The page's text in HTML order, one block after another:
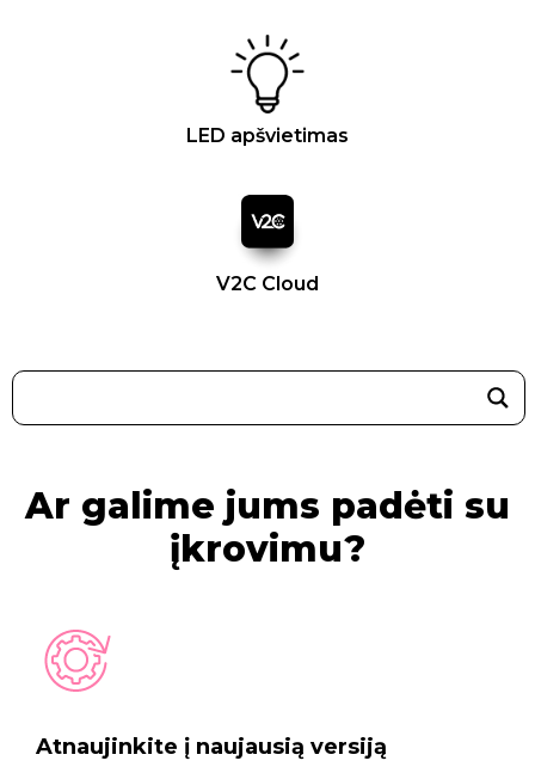
LED apšvietimas
V2C Cloud
Ar galime jums padėti su
įkrovimu?
Atnaujinkite į naujausią versiją